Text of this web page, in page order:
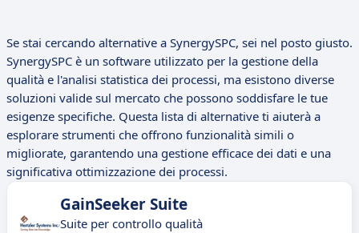
Se stai cercando alternative a SynergySPC, sei nel posto giusto.
SynergySPC è un software utilizzato per la gestione della
qualità e l'analisi statistica dei processi, ma esistono diverse
soluzioni valide sul mercato che possono soddisfare le tue
esigenze specifiche. Questa lista di alternative ti aiuterà a
esplorare strumenti che offrono funzionalità simili o
migliorate, garantendo una gestione efficace dei dati e una
significativa ottimizzazione dei processi.
GainSeeker Suite
Suite per controllo qualità